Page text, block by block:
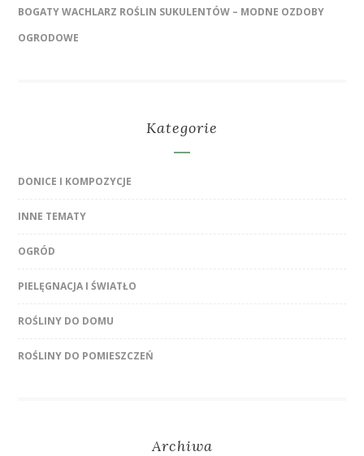
BOGATY WACHLARZ ROŚLIN SUKULENTÓW – MODNE OZDOBY
OGRODOWE
Kategorie
DONICE I KOMPOZYCJE
INNE TEMATY
OGRÓD
PIELĘGNACJA I ŚWIATŁO
ROŚLINY DO DOMU
ROŚLINY DO POMIESZCZEŃ
Archiwa